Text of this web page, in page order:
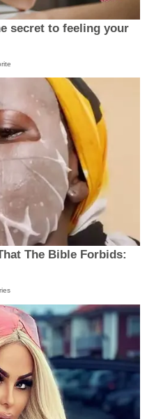
secret to feeling your
The Bible Forbids: